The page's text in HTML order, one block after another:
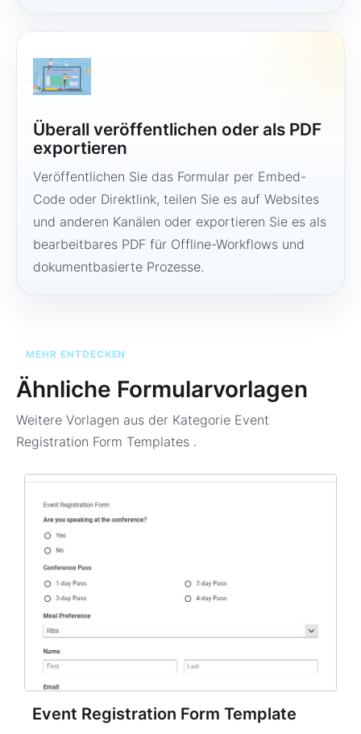
Überall veröffentlichen oder als PDF
exportieren
Veröffentlichen Sie das Formular per Embed-
Code oder Direktlink, teilen Sie es auf Websites
und anderen Kanälen oder exportieren Sie es als
bearbeitbares PDF für Offline-Workflows und
dokumentbasierte Prozesse.
MEHR ENTDECKEN
Ähnliche Formularvorlagen
Weitere Vorlagen aus der Kategorie Event
Registration Form Templates .
Event Registration Form Template